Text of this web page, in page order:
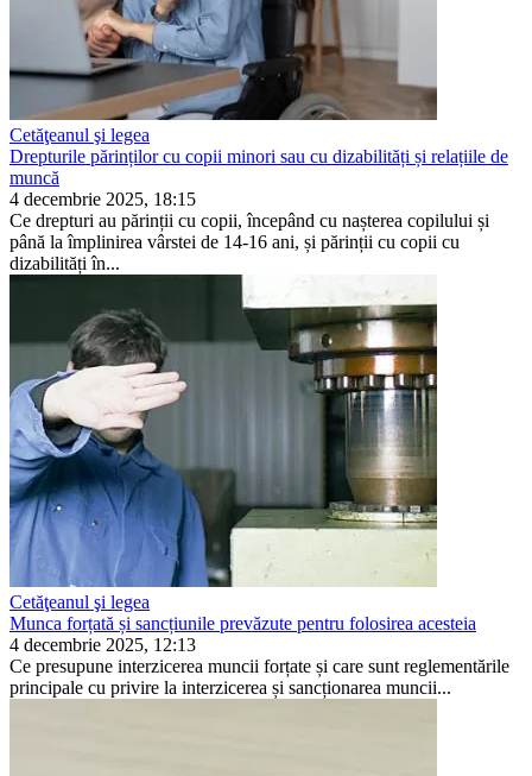
Cetăţeanul şi legea
Drepturile părinților cu copii minori sau cu dizabilități și relațiile de
muncă
4 decembrie 2025, 18:15
Ce drepturi au părinții cu copii, începând cu nașterea copilului și
până la împlinirea vârstei de 14-16 ani, și părinții cu copii cu
dizabilități în...
Cetăţeanul şi legea
Munca forțată și sancțiunile prevăzute pentru folosirea acesteia
4 decembrie 2025, 12:13
Ce presupune interzicerea muncii forțate și care sunt reglementările
principale cu privire la interzicerea și sancționarea muncii...